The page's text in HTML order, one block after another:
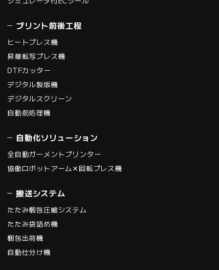
プリント前後工程
ヒートプレス機
昇華転写プレス機
DTFカッター
デジタル製版機
デジタルスクリーン
自動前処理機
自動化ソリューション
全自動ガーメントプリンター
協働ロボットアーム✕回転プレス機
搬送システム
たたみ梱包圧縮システム
たたみ袋詰め機
梱包出荷機
自動仕分け機